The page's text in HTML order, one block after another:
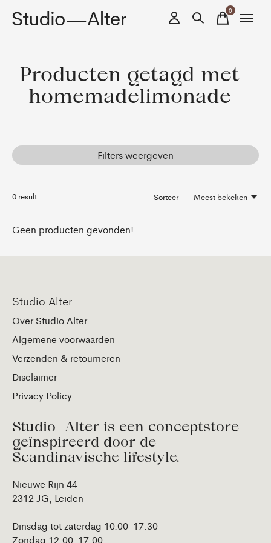
0items
Producten getagd met
homemadelimonade
Filters weergeven
0 result Sorteer — Meest bekeken
Geen producten gevonden!...
Studio Alter
Over Studio Alter
Algemene voorwaarden
Verzenden & retourneren
Disclaimer
Privacy Policy
Studio—Alter is een conceptstore
geïnspireerd door de
Scandinavische lifestyle.
Nieuwe Rijn 44
2312 JG, Leiden
Dinsdag tot zaterdag 10.00-17.30
Zondag 12.00-17.00